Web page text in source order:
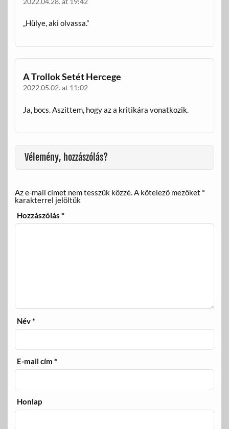
„Hülye, aki olvassa.”
A Trollok Setét Hercege
2022.05.02. at 11:02
Ja, bocs. Aszittem, hogy az a kritikára vonatkozik.
Vélemény, hozzászólás?
Az e-mail címet nem tesszük közzé.A kötelező mezőket *
karakterrel jelöltük
Hozzászólás*
Név*
E-mail cím*
Honlap